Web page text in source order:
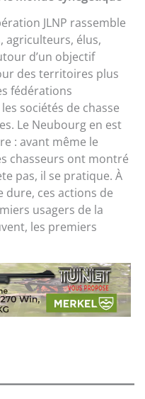
JLNP rassemble
agriculteurs, élus,
d’un objectif
des territoires plus
fédérations
sociétés de chasse
Le Neubourg en est
: avant même le
chasseurs ont montré
pas, il se pratique. À
dure, ces actions de
usagers de la
les premiers